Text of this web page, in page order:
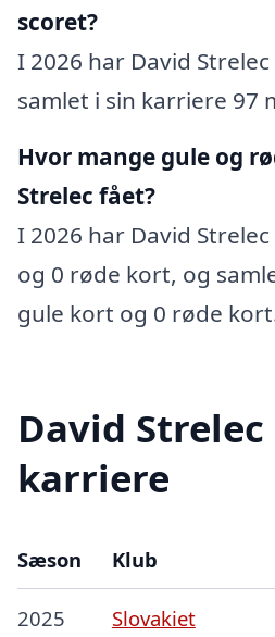
scoret?
I 2026 har David
samlet i sin karriere 97
Hvor mange gule og
Strelec fået?
I 2026 har David
og 0 røde kort, og
gule kort og 0 røde
David
karriere
Sæson Klub
2025 Slovakiet